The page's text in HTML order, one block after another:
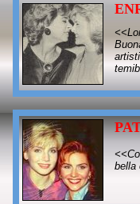
bella